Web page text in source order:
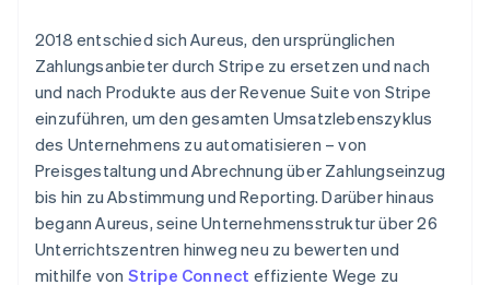
2018 entschied sich Aureus, den ursprünglichen
Zahlungsanbieter durch Stripe zu ersetzen und nach
und nach Produkte aus der Revenue Suite von Stripe
einzuführen, um den gesamten Umsatzlebenszyklus
des Unternehmens zu automatisieren – von
Preisgestaltung und Abrechnung über Zahlungseinzug
bis hin zu Abstimmung und Reporting. Darüber hinaus
begann Aureus, seine Unternehmensstruktur über 26
Unterrichtszentren hinweg neu zu bewerten und
mithilfe von Stripe Connect effiziente Wege zu